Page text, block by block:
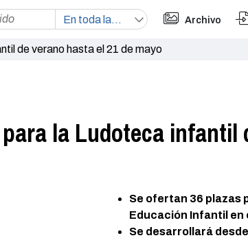
Archivo
de verano hasta el 21 de mayo
la Ludoteca infantil
Se ofertan 36 plazas
Educación Infantil en
Se desarrollará